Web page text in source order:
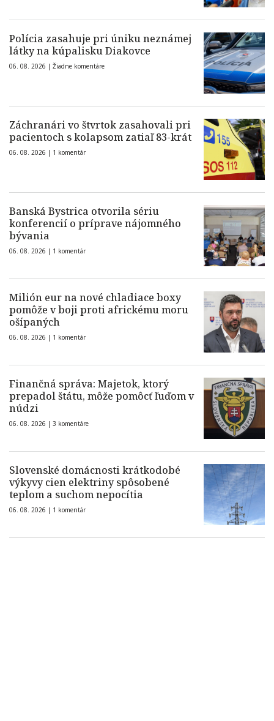
Polícia zasahuje pri úniku neznámej
látky na kúpalisku Diakovce
06. 08. 2026 | Žiadne komentáre
Záchranári vo štvrtok zasahovali pri
pacientoch s kolapsom zatiaľ 83-krát
06. 08. 2026 | 1 komentár
Banská Bystrica otvorila sériu
konferencií o príprave nájomného
bývania
06. 08. 2026 | 1 komentár
Milión eur na nové chladiace boxy
pomôže v boji proti africkému moru
ošípaných
06. 08. 2026 | 1 komentár
Finančná správa: Majetok, ktorý
prepadol štátu, môže pomôcť ľuďom v
núdzi
06. 08. 2026 | 3 komentáre
Slovenské domácnosti krátkodobé
výkyvy cien elektriny spôsobené
teplom a suchom nepocítia
06. 08. 2026 | 1 komentár